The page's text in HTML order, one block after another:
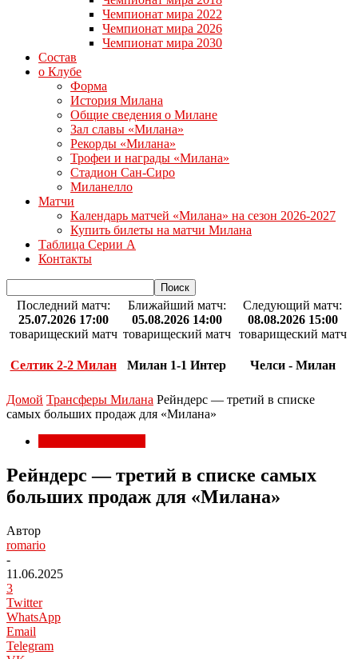
Чемпионат мира 2022
Чемпионат мира 2026
Чемпионат мира 2030
Состав
о Клубе
Форма
История Милана
Общие сведения о Милане
Зал славы «Милана»
Рекорды «Милана»
Трофеи и награды «Милана»
Стадион Сан-Сиро
Миланелло
Матчи
Календарь матчей «Милана» на сезон 2026-2027
Купить билеты на матчи Милана
Таблица Серии А
Контакты
Последний матч:
25.07.2026 17:00
товарищеский матч
Селтик 2-2 Милан
Ближайший матч:
05.08.2026 14:00
товарищеский матч
Милан 1-1 Интер
Следующий матч:
08.08.2026 15:00
товарищеский матч
Челси - Милан
Домой Трансферы Милана Рейндерс — третий в списке
самыx большиx продаж для «Милана»
Рейндерс — третий в списке самыx
большиx продаж для «Милана»
Автор
romario
-
11.06.2025
3
Twitter
WhatsApp
Email
Telegram